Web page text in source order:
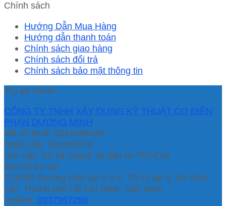
Chính sách
Hướng Dẫn Mua Hàng
Hướng dẫn thanh toán
Chính sách giao hàng
Chính sách đổi trả
Chính sách bảo mật thông tin
Trụ sở chính
CÔNG TY TNHH XÂY DỰNG KỸ THUẬT CƠ ĐIỆN
PHAN DƯƠNG MINH
Mã số thuế: 0315596026
Ngày cấp: 29/03/2019
Nơi cấp: Sở kế hoạch và đầu tư TP.HCM
Địa chỉ trụ sở:
C16/6E Đường Liên ấp 2-3-4, Tổ 12 ấp 3, Xã Vĩnh
Lộc, Thành phố Hồ Chí Minh, Việt Nam
Hotline: 0937967269